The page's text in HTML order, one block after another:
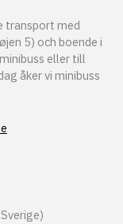
transport med
5) och boende i
eller till
åker vi minibuss